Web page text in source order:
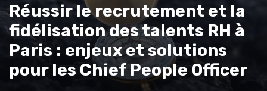
Réussir le recrutement et la
fidélisation des talents RH à
Paris : enjeux et solutions
pour les Chief People Officer